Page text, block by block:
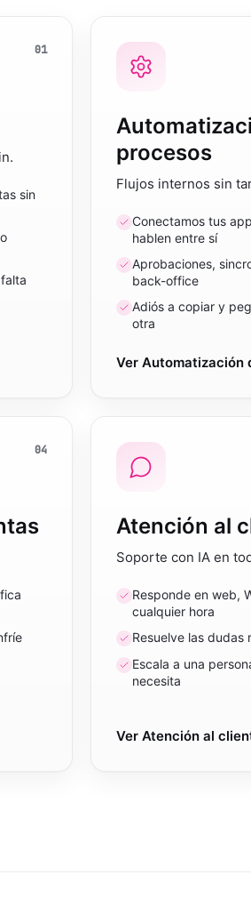
01
sin
procesos
Flujos internos sin
Conectamos tus
hablen entre sí
Aprobaciones,
back-office
Adiós a copiar y
otra
Ver Automatización
04
Atención al
Soporte con IA en
Responde en web,
cualquier hora
Resuelve las dudas
Escala a una
necesita
Ver Atención al